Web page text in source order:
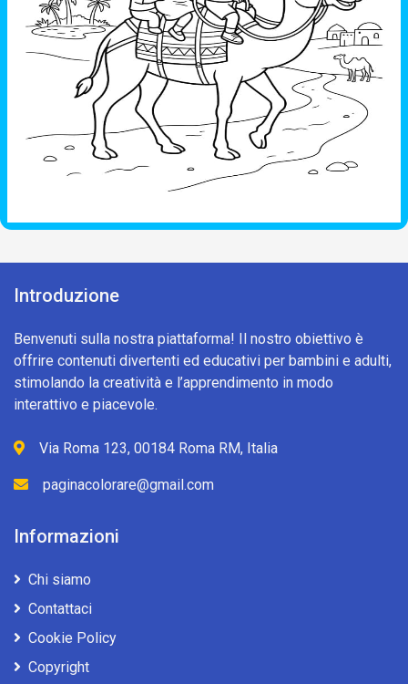
Introduzione
Benvenuti sulla nostra piattaforma! Il nostro obiettivo è
offrire contenuti divertenti ed educativi per bambini e adulti,
stimolando la creatività e l’apprendimento in modo
interattivo e piacevole.
Via Roma 123, 00184 Roma RM, Italia
paginacolorare@gmail.com
Informazioni
Chi siamo
Contattaci
Cookie Policy
Copyright